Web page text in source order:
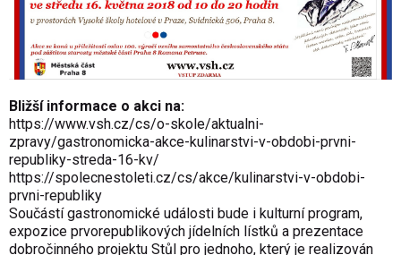
Bližší informace o akci na:
https://www.vsh.cz/cs/o-skole/aktualni-
zpravy/gastronomicka-akce-kulinarstvi-v-obdobi-prvni-
republiky-streda-16-kv/
https://spolecnestoleti.cz/cs/akce/kulinarstvi-v-obdobi-
prvni-republiky
Součástí gastronomické události bude i kulturní program,
expozice prvorepublikových jídelních lístků a prezentace
dobročinného projektu Stůl pro jednoho, který je realizován